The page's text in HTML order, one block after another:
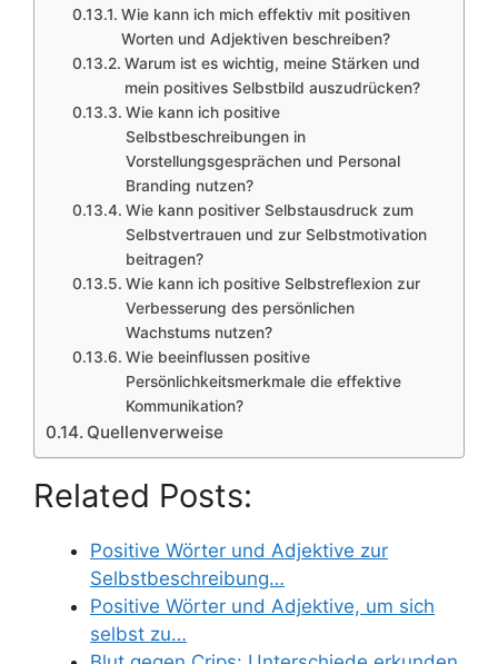
Wie kann ich mich effektiv mit positiven
Worten und Adjektiven beschreiben?
Warum ist es wichtig, meine Stärken und
mein positives Selbstbild auszudrücken?
Wie kann ich positive
Selbstbeschreibungen in
Vorstellungsgesprächen und Personal
Branding nutzen?
Wie kann positiver Selbstausdruck zum
Selbstvertrauen und zur Selbstmotivation
beitragen?
Wie kann ich positive Selbstreflexion zur
Verbesserung des persönlichen
Wachstums nutzen?
Wie beeinflussen positive
Persönlichkeitsmerkmale die effektive
Kommunikation?
Quellenverweise
Related Posts:
Positive Wörter und Adjektive zur
Selbstbeschreibung…
Positive Wörter und Adjektive, um sich
selbst zu…